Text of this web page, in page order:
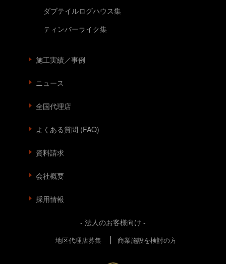
ダブテイルログハウス集
ティンバーライク集
施工実績／事例
ニュース
全国代理店
よくある質問 (FAQ)
資料請求
会社概要
採用情報
- 法人のお客様向け -
地区代理店募集 商業施設を検討の方